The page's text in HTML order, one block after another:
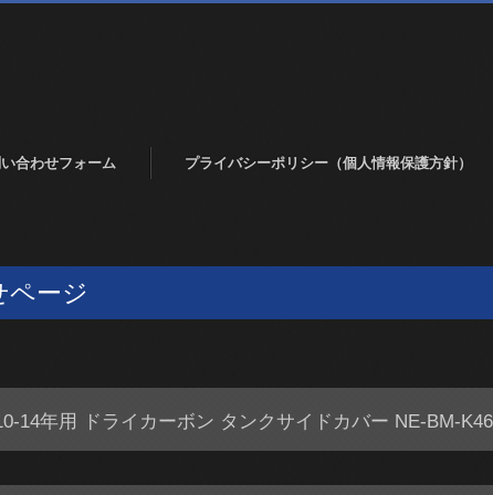
合わせフォーム プライバシーポリシー（個人情報保護方針）
ページ